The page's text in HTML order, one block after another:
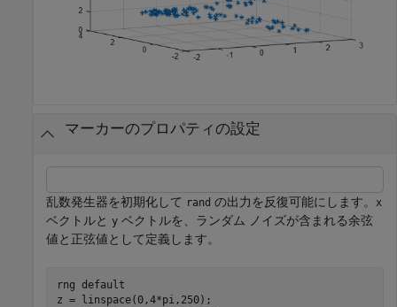
マーカーのプロパティの設定
乱数発生器を初期化して rand の出力を反復可能にします。 x
ベクトルと y ベクトルを、ランダム ノイズが含まれる余弦
値と正弦値として定義します。
rng default
z = linspace(0,4*pi,250);